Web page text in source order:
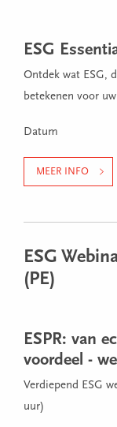
ESG
Ontdek wat ESG,
betekenen voor
Datum
MEER INFO
ESG
(PE)
ESPR: van
voordeel -
Verdiepend ESG
uur)